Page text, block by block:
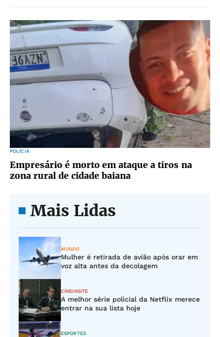
POLÍCIA
Empresário é morto em ataque a tiros na
zona rural de cidade baiana
Mais Lidas
MUNDO
Mulher é retirada de avião após orar em
voz alta antes da decolagem
CINEINSITE
A melhor série policial da Netflix merece
entrar na sua lista hoje
ESPORTES